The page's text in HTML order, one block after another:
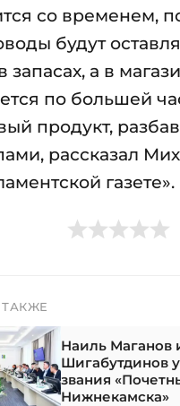
со временем,
будут
запасах, а в
по большей
продукт,
рассказал
газете».
Наиль Маганов
Шигабутдинов
звания
Нижнекамска»